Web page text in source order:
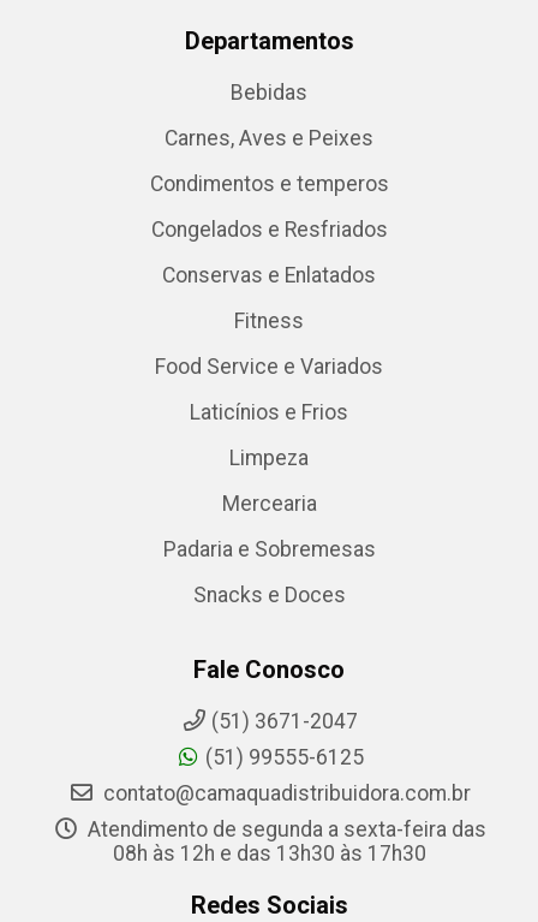
Departamentos
Bebidas
Carnes, Aves e Peixes
Condimentos e temperos
Congelados e Resfriados
Conservas e Enlatados
Fitness
Food Service e Variados
Laticínios e Frios
Limpeza
Mercearia
Padaria e Sobremesas
Snacks e Doces
Fale Conosco
(51) 3671-2047
(51) 99555-6125
contato@camaquadistribuidora.com.br
Atendimento de segunda a sexta-feira das
08h às 12h e das 13h30 às 17h30
Redes Sociais